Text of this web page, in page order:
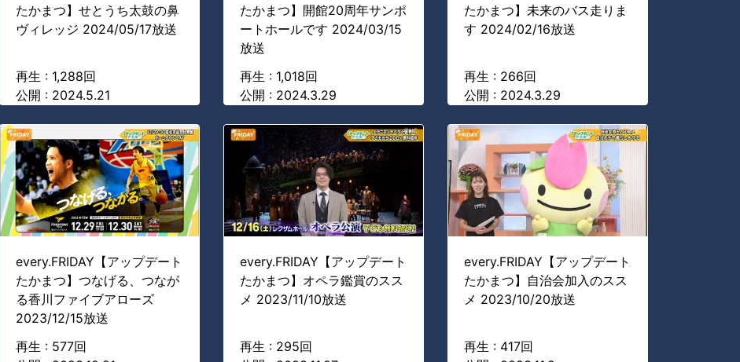
たかまつ】せとうち太鼓の鼻
ヴィレッジ 2024/05/17放送
再生 : 1,288回
公開 : 2024.5.21
たかまつ】開館20周年サンポ
ートホールです 2024/03/15
放送
再生 : 1,018回
公開 : 2024.3.29
たかまつ】未来のバス走りま
す 2024/02/16放送
再生 : 266回
公開 : 2024.3.29
every.FRIDAY【アップデート
たかまつ】つなげる、つなが
る香川ファイブアローズ
2023/12/15放送
再生 : 577回
every.FRIDAY【アップデート
たかまつ】オペラ鑑賞のスス
メ 2023/11/10放送
再生 : 295回
every.FRIDAY【アップデート
たかまつ】自治会加入のスス
メ 2023/10/20放送
再生 : 417回